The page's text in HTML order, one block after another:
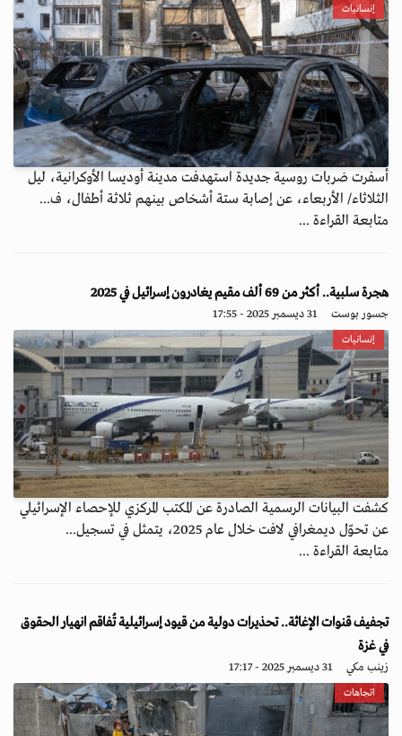
إنسانيات
أسفرت ضربات روسية جديدة استهدفت مدينة أوديسا الأوكرانية، ليل
الثلاثاء/ الأربعاء، عن إصابة ستة أشخاص بينهم ثلاثة أطفال، ف...
متابعة القراءة ...
هجرة سلبية.. أكثر من 69 ألف مقيم يغادرون إسرائيل في 2025
جسور بوست 31 ديسمبر 2025 - 17:55
إنسانيات
كشفت البيانات الرسمية الصادرة عن المكتب المركزي للإحصاء الإسرائيلي
عن تحوّل ديمغرافي لافت خلال عام 2025، يتمثل في تسجيل...
متابعة القراءة ...
تجفيف قنوات الإغاثة.. تحذيرات دولية من قيود إسرائيلية تُفاقم انهيار الحقوق
في غزة
زينب مكي 31 ديسمبر 2025 - 17:17
اتجاهات